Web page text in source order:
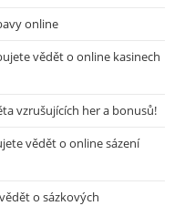
online
vědět o online kasinech
vzrušujících her a bonusů!
vědět o online sázení
o sázkových